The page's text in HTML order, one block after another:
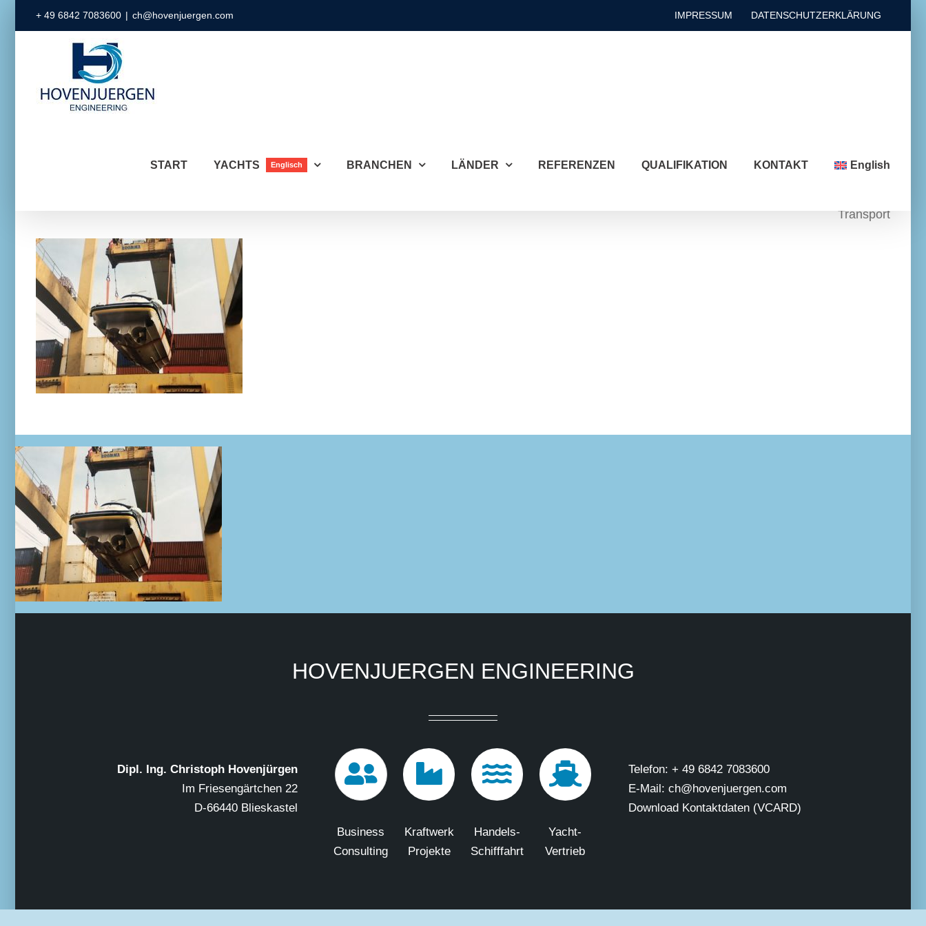
Inhalt
+ 49 6842 7083600 | ch@hovenjuergen.com IMPRESSUM DATENSCHUTZERKLÄRUNG
START YACHTS Englisch BRANCHEN LÄNDER REFERENZEN QUALIFIKATION KONTAKT English
Transport
HOVENJUERGEN ENGINEERING
Dipl. Ing. Christoph Hovenjürgen
Im Friesengärtchen 22
D-66440 Blieskastel
Business
Consulting
Kraftwerk
Projekte
Handels-
Schifffahrt
Yacht-
Vertrieb
Telefon: + 49 6842 7083600
E-Mail: ch@hovenjuergen.com
Download Kontaktdaten (VCARD)